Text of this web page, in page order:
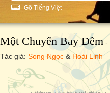
Gõ Tiếng Việt
Một Chuyến Bay Đêm-
Tác giả: Song Ngọc & Hoài Linh